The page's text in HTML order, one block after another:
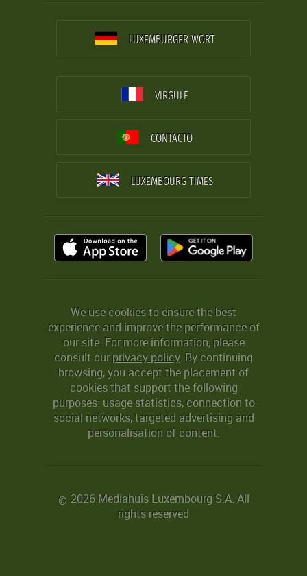
LUXEMBURGER WORT
VIRGULE
CONTACTO
LUXEMBOURG TIMES
We use cookies to ensure the best
experience and improve the performance of
our site. For more information, please
consult ourprivacy policy. By continuing
browsing, you accept the placement of
cookies that support the following
purposes: usage statistics, connection to
social networks, targeted advertising and
personalisation of content.
© 2026 Mediahuis Luxembourg S.A. All
rights reserved